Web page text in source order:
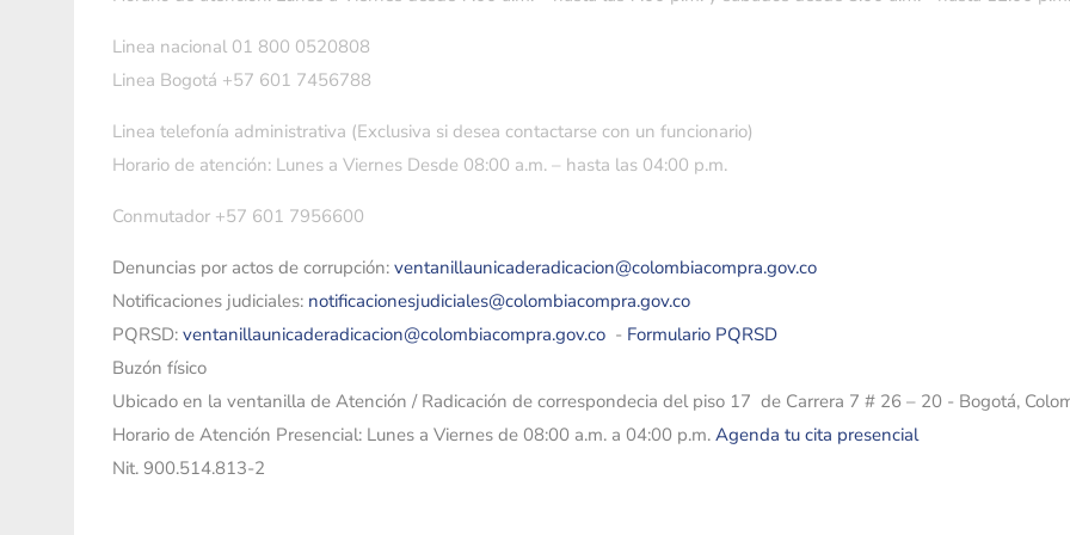
Linea nacional 01 800 0520808
Linea Bogotá +57 601 7456788
Linea telefonía administrativa (Exclusiva si desea contactarse con un funcionario)
Horario de atención: Lunes a Viernes Desde 08:00 a.m. – hasta las 04:00 p.m.
Conmutador +57 601 7956600
Denuncias por actos de corrupción: ventanillaunicaderadicacion@colombiacompra.gov.co
Notificaciones judiciales: notificacionesjudiciales@colombiacompra.gov.co
PQRSD: ventanillaunicaderadicacion@colombiacompra.gov.co - Formulario PQRSD
Buzón físico
Ubicado en la ventanilla de Atención / Radicación de correspondecia del piso 17 de Carrera 7 # 26 – 20 - Bogotá,
Horario de Atención Presencial: Lunes a Viernes de 08:00 a.m. a 04:00 p.m. Agenda tu cita presencial
Nit. 900.514.813-2